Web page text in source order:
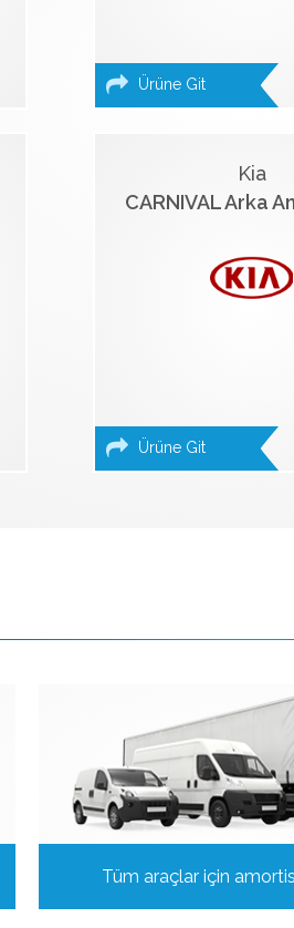
Ürüne Git
Kia
CARNIVAL Arka
Ürüne Git
Tüm araçlar için